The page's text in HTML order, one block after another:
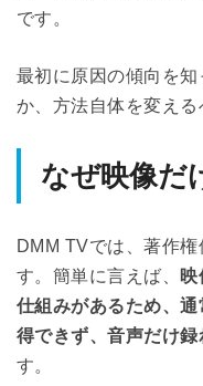
です。
最初に原因の傾向を
か、方法自体を変える
なぜ映像だ
DMM TVでは、著作権
す。簡単に言えば、
仕組みがあるため、
得できず、音声だけ
す。